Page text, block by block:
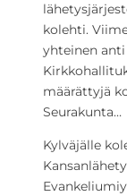
kolehti.
yhteinen anti
määrättyjä
Seurakunta…
Kylväjälle